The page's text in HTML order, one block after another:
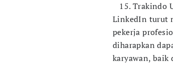
Trakindo
LinkedIn turut
pekerja
diharapkan
karyawan, baik